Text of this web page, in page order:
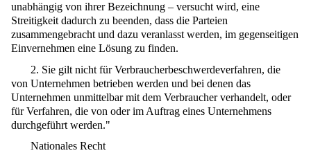
unabhängig von ihrer Bezeichnung – versucht wird, eine
Streitigkeit dadurch zu beenden, dass die Parteien
zusammengebracht und dazu veranlasst werden, im gegenseitigen
Einvernehmen eine Lösung zu finden.
2. Sie gilt nicht für Verbraucherbeschwerdeverfahren, die
von Unternehmen betrieben werden und bei denen das
Unternehmen unmittelbar mit dem Verbraucher verhandelt, oder
für Verfahren, die von oder im Auftrag eines Unternehmens
durchgeführt werden."
Nationales Recht